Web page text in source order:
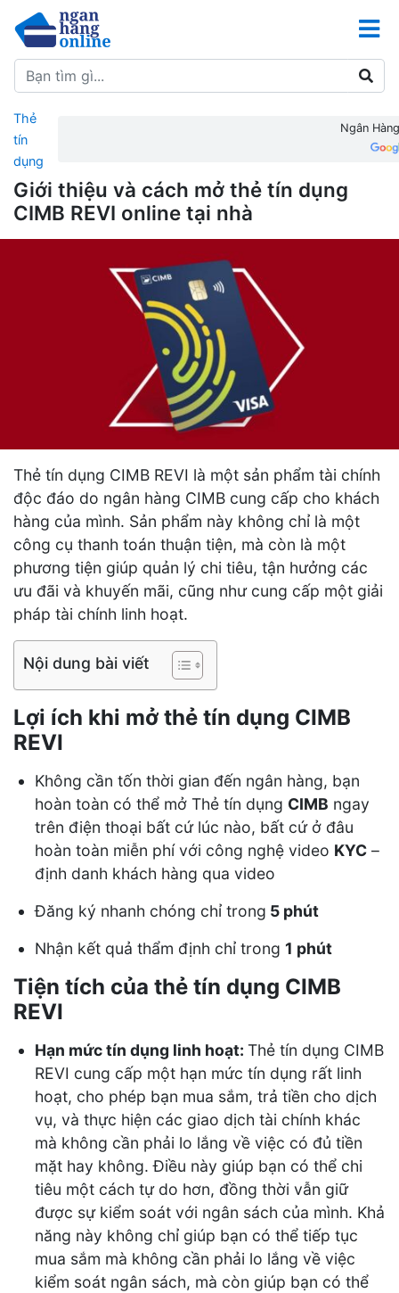
Thẻ
tín
dụng
Ngân
Giới thiệu và cách mở thẻ tín dụng
CIMB REVI online tại nhà
Thẻ tín dụng CIMB REVI là một sản phẩm tài chính
độc đáo do ngân hàng CIMB cung cấp cho khách
hàng của mình. Sản phẩm này không chỉ là một
công cụ thanh toán thuận tiện, mà còn là một
phương tiện giúp quản lý chi tiêu, tận hưởng các
ưu đãi và khuyến mãi, cũng như cung cấp một giải
pháp tài chính linh hoạt.
Nội dung bài viết
Lợi ích khi mở thẻ tín dụng CIMB
REVI
Không cần tốn thời gian đến ngân hàng, bạn
hoàn toàn có thể mở Thẻ tín dụng CIMB ngay
trên điện thoại bất cứ lúc nào, bất cứ ở đâu
hoàn toàn miễn phí với công nghệ video KYC –
định danh khách hàng qua video
Đăng ký nhanh chóng chỉ trong 5 phút
Nhận kết quả thẩm định chỉ trong 1 phút
Tiện tích của thẻ tín dụng CIMB
REVI
Hạn mức tín dụng linh hoạt: Thẻ tín dụng CIMB
REVI cung cấp một hạn mức tín dụng rất linh
hoạt, cho phép bạn mua sắm, trả tiền cho dịch
vụ, và thực hiện các giao dịch tài chính khác
mà không cần phải lo lắng về việc có đủ tiền
mặt hay không. Điều này giúp bạn có thể chi
tiêu một cách tự do hơn, đồng thời vẫn giữ
được sự kiểm soát với ngân sách của mình. Khả
năng này không chỉ giúp bạn có thể tiếp tục
mua sắm mà không cần phải lo lắng về việc
kiểm soát ngân sách, mà còn giúp bạn có thể